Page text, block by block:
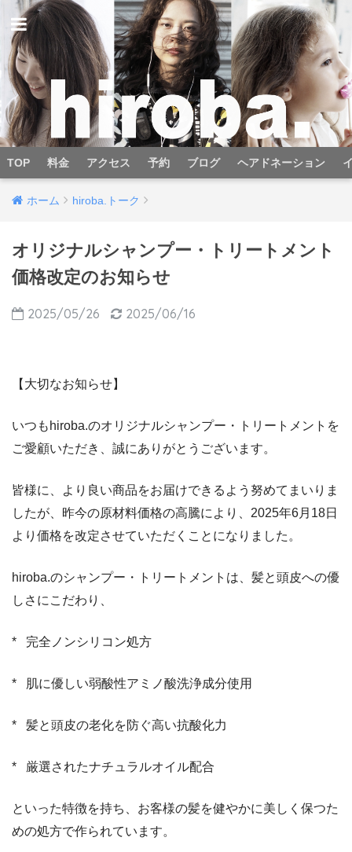
TOP 料金 アクセス 予約 ブログ ヘアドネーション
ホーム hiroba.トーク
オリジナルシャンプー・トリートメント
価格改定のお知らせ
2025/05/26 2025/06/16
【大切なお知らせ】
いつもhiroba.のオリジナルシャンプー・トリートメントを
ご愛顧いただき、誠にありがとうございます。
皆様に、より良い商品をお届けできるよう努めてまいりま
したが、昨今の原材料価格の高騰により、2025年6月18日
より価格を改定させていただくことになりました。
hiroba.のシャンプー・トリートメントは、髪と頭皮への優
しさにこだわり、
* 完全ノンシリコン処方
* 肌に優しい弱酸性アミノ酸洗浄成分使用
* 髪と頭皮の老化を防ぐ高い抗酸化力
* 厳選されたナチュラルオイル配合
といった特徴を持ち、お客様の髪を健やかに美しく保つた
めの処方で作られています。